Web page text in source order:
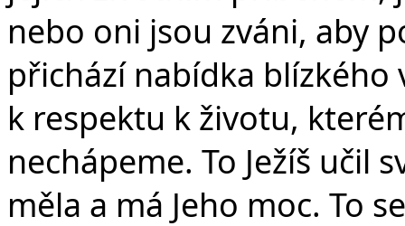
nebo oni jsou zváni, aby
přichází nabídka blízkého
k respektu k životu,
nechápeme. To Ježíš učil
měla a má Jeho moc. To